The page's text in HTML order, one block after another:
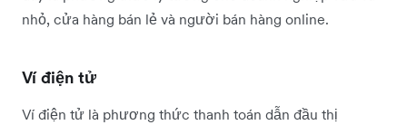
nhỏ, cửa hàng bán lẻ và người bán hàng online.
Ví điện tử
Ví điện tử là phương thức thanh toán dẫn đầu thị